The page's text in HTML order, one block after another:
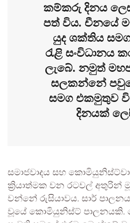
කම්කරු දිනය ලෙස
පත් විය. චීනයේ
යුද ශක්තිය සමග
රැළි සංවිධානය
ලැබේ. නමුත්
සලකන්නේ
සමග එකමුතුව
දිනයක්
සමාජවාදය සහ
ක්‍රියාත්මක වන රටවල් අතුරින්
වන්නේ රුසියාවය. සාර් පාලනය
වූයේ කොමියුනිස්ට් පාලනයකි.